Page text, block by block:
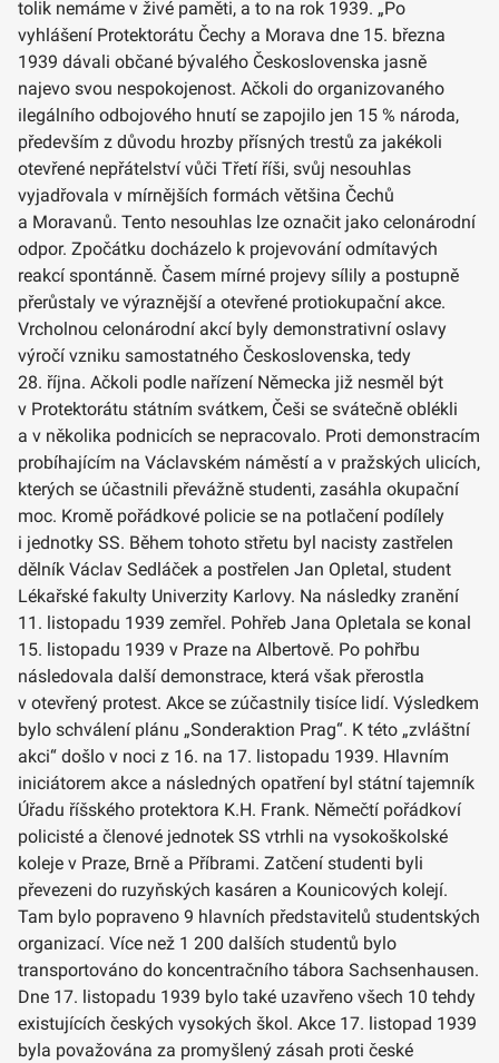
tolik nemáme v živé paměti, a to na rok 1939. „Po
vyhlášení Protektorátu Čechy a Morava dne 15. března
1939 dávali občané bývalého Československa jasně
najevo svou nespokojenost. Ačkoli do organizovaného
ilegálního odbojového hnutí se zapojilo jen 15 % národa,
především z důvodu hrozby přísných trestů za jakékoli
otevřené nepřátelství vůči Třetí říši, svůj nesouhlas
vyjadřovala v mírnějších formách většina Čechů
a Moravanů. Tento nesouhlas lze označit jako celonárodní
odpor. Zpočátku docházelo k projevování odmítavých
reakcí spontánně. Časem mírné projevy sílily a postupně
přerůstaly ve výraznější a otevřené protiokupační akce.
Vrcholnou celonárodní akcí byly demonstrativní oslavy
výročí vzniku samostatného Československa, tedy
28. října. Ačkoli podle nařízení Německa již nesměl být
v Protektorátu státním svátkem, Češi se svátečně oblékli
a v několika podnicích se nepracovalo. Proti demonstracím
probíhajícím na Václavském náměstí a v pražských ulicích,
kterých se účastnili převážně studenti, zasáhla okupační
moc. Kromě pořádkové policie se na potlačení podílely
i jednotky SS. Během tohoto střetu byl nacisty zastřelen
dělník Václav Sedláček a postřelen Jan Opletal, student
Lékařské fakulty Univerzity Karlovy. Na následky zranění
11. listopadu 1939 zemřel. Pohřeb Jana Opletala se konal
15. listopadu 1939 v Praze na Albertově. Po pohřbu
následovala další demonstrace, která však přerostla
v otevřený protest. Akce se zúčastnily tisíce lidí. Výsledkem
bylo schválení plánu „Sonderaktion Prag“. K této „zvláštní
akci“ došlo v noci z 16. na 17. listopadu 1939. Hlavním
iniciátorem akce a následných opatření byl státní tajemník
Úřadu říšského protektora K.H. Frank. Němečtí pořádkoví
policisté a členové jednotek SS vtrhli na vysokoškolské
koleje v Praze, Brně a Příbrami. Zatčení studenti byli
převezeni do ruzyňských kasáren a Kounicových kolejí.
Tam bylo popraveno 9 hlavních představitelů studentských
organizací. Více než 1 200 dalších studentů bylo
transportováno do koncentračního tábora Sachsenhausen.
Dne 17. listopadu 1939 bylo také uzavřeno všech 10 tehdy
existujících českých vysokých škol. Akce 17. listopad 1939
byla považována za promyšlený zásah proti české